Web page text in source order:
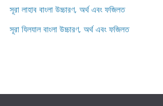
সূরা লাহাব‌‌‌ বাংলা উচ্চারণ, অর্থ এবং ফজিলত
সূরা যিলযাল বাংলা উচ্চারণ, অর্থ এবং ফজিলত